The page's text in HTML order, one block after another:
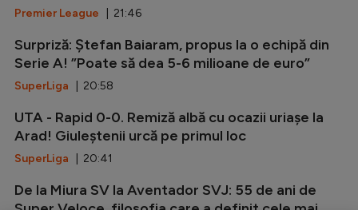
Premier League | 21:46
Surpriză: Ștefan Baiaram, propus la o echipă din
Serie A! ”Poate să dea 5-6 milioane de euro”
SuperLiga | 20:58
UTA - Rapid 0-0. Remiză albă cu ocazii uriașe la
Arad! Giuleștenii urcă pe primul loc
SuperLiga | 20:41
De la Miura SV la Aventador SVJ: 55 de ani de